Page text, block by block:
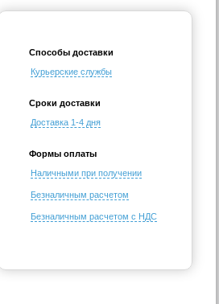
Способы доставки
Курьерские службы
Сроки доставки
Доставка 1-4 дня
Формы оплаты
Наличными при получении
Безналичным расчетом
Безналичным расчетом с НДС